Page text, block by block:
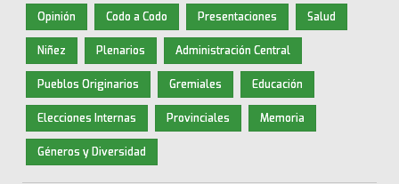
Opinión Codo a Codo Presentaciones Salud
Niñez Plenarios Administración Central
Pueblos Originarios Gremiales Educación
Elecciones Internas Provinciales Memoria
Géneros y Diversidad